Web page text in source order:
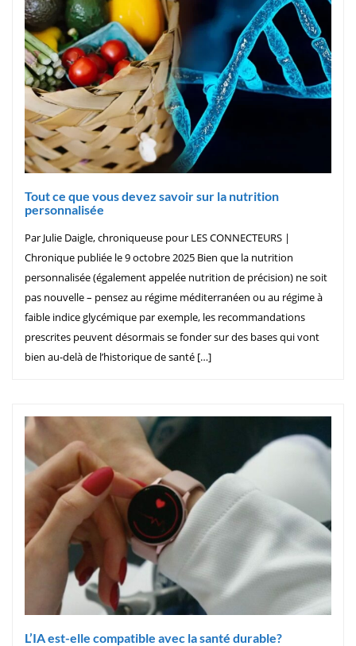
Tout ce que vous devez savoir sur la nutrition
personnalisée
Par Julie Daigle, chroniqueuse pour LES CONNECTEURS |
Chronique publiée le 9 octobre 2025 Bien que la nutrition
personnalisée (également appelée nutrition de précision) ne soit
pas nouvelle – pensez au régime méditerranéen ou au régime à
faible indice glycémique par exemple, les recommandations
prescrites peuvent désormais se fonder sur des bases qui vont
bien au-delà de l’historique de santé […]
L’IA est-elle compatible avec la santé durable?